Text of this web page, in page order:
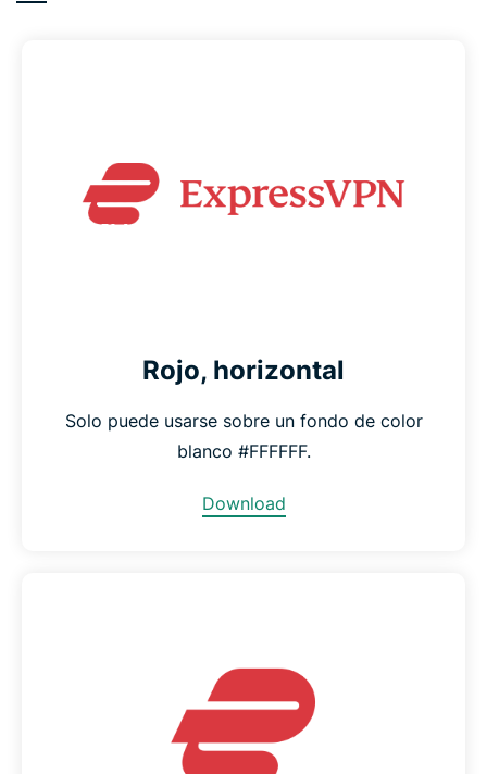
Rojo, horizontal
Solo puede usarse sobre un fondo de color
blanco #FFFFFF.
Download